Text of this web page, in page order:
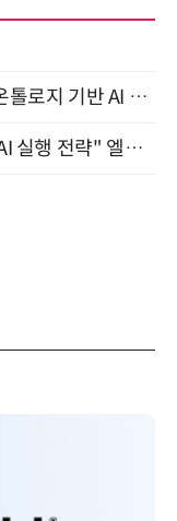
모든 업무 담당자(비개발자)를 위한 온톨로지 기반 AI 지식체계 설계 1-day 워크숍 8월 20일 개최
"AI ROI 시대, 투자 성과 높이는 기업 AI 실행 전략" 엘타워 6층 (9월 18일)